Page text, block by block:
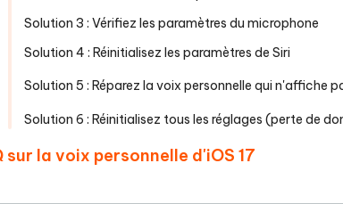
Solution 3 : Vérifiez les paramètres du microphone
Solution 4 : Réinitialisez les paramètres de Siri
Solution 5 : Réparez la voix personnelle qui n'affiche
Solution 6 : Réinitialisez tous les réglages (perte de
sur la voix personnelle d'iOS 17